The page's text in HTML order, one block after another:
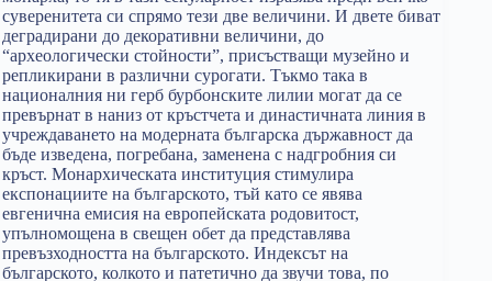
суверенитета си спрямо тези две величини. И двете биват
деградирани до декоративни величини, до
“археологически стойности”, присъстващи музейно и
репликирани в различни сурогати. Тъкмо така в
националния ни герб бурбонските лилии могат да се
превърнат в наниз от кръстчета и династичната линия в
учреждаването на модерната българска държавност да
бъде изведена, погребана, заменена с надгробния си
кръст. Монархическата институция стимулира
експонациите на българското, тъй като се явява
евгенична емисия на европейската родовитост,
упълномощена в свещен обет да представлява
превъзходността на българското. Индексът на
българското, колкото и патетично да звучи това, по